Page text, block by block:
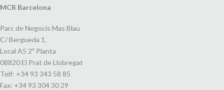
MCR Barcelona
Parc de Negocis Mas Blau
C/ Bergueda 1,
Local A5 2ª Planta
08820 El Prat de Llobregat
Telf: +34 93 343 58 85
Fax: +34 93 304 30 29